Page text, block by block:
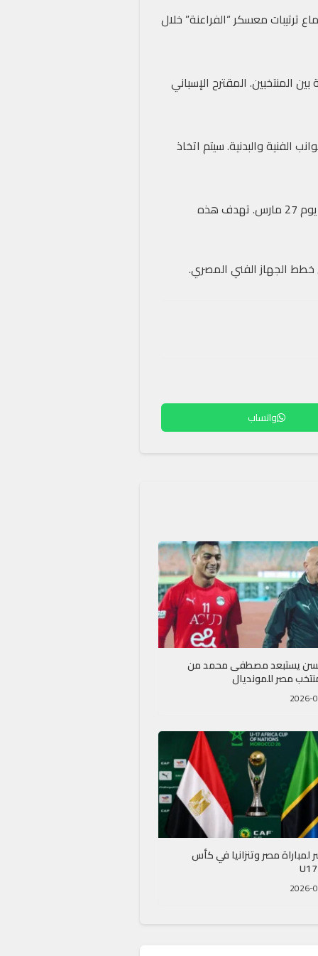
ترتيبات معسكر “الفراعنة” خلال
المنتخبين. المقترح الإسباني
الفنية والبدنية. سيتم اتخاذ
قرر الاتحاد المصري لكرة القدم إقامة مباراة ودية أخرى. ستُقام المباراة أمام المنتخب السعودي في جدة يوم 27 مارس. تهدف هذه
واتساب
يستبعد مصطفى محمد من
مصر للمونديال
لمباراة مصر وتنزانيا في كأس